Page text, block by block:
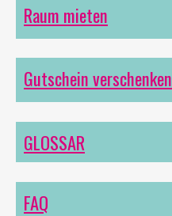
Raum mieten
Gutschein verschenken
GLOSSAR
FAQ